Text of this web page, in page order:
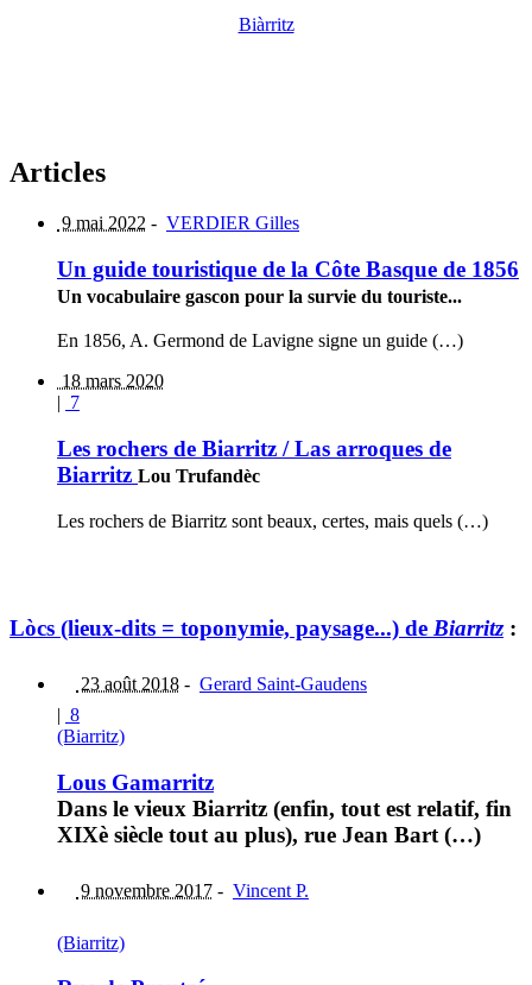
Biàrritz
Articles
9 mai 2022 - VERDIER Gilles
Un guide touristique de la Côte Basque de 1856
Un vocabulaire gascon pour la survie du touriste...
En 1856, A. Germond de Lavigne signe un guide (…)
18 mars 2020
| 7
Les rochers de Biarritz / Las arroques de
Biarritz Lou Trufandèc
Les rochers de Biarritz sont beaux, certes, mais quels (…)
Lòcs (lieux-dits = toponymie, paysage...) de Biarritz:
23 août 2018 - Gerard Saint-Gaudens
| 8
(Biarritz)
Lous Gamarritz
Dans le vieux Biarritz (enfin, tout est relatif, fin
XIXè siècle tout au plus), rue Jean Bart (…)
9 novembre 2017 - Vincent P.
(Biarritz)